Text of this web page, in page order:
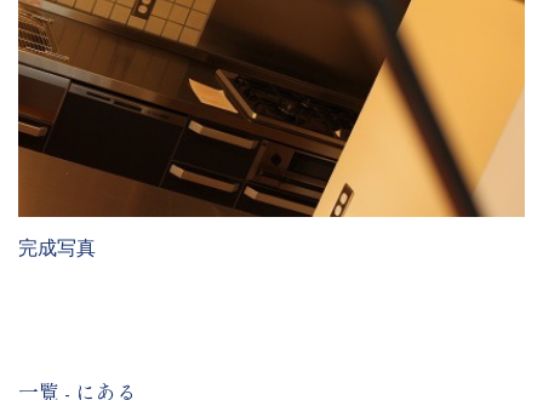
完成写真
一覧 - にある